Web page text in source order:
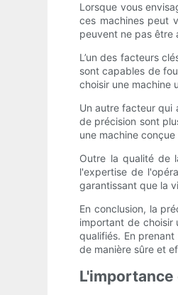
Lorsque vous
ces machines peut
peuvent ne pas être
L’un des facteurs
sont capables de
choisir une machine
Un autre facteur qui
de précision sont
une machine
Outre la qualité de
l'expertise de
garantissant que la
En conclusion, la
important de choisir
qualifiés. En
de manière sûre et